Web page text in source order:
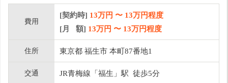
費用
[契約時] 13万円 〜 13万円程度
[月 額] 13万円 〜 13万円程度
住所 東京都 福生市 本町87番地1
交通 JR青梅線「福生」駅 徒歩5分